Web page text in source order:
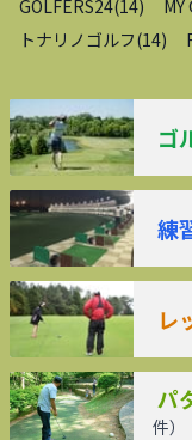
GOLFERS24(14) MY
トナリノゴルフ(14)
ゴ
練
レ
パ
件）